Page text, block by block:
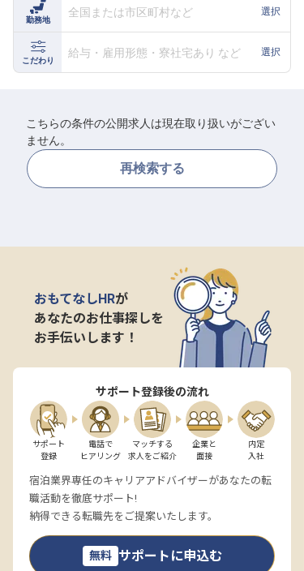
よくある質問
ホテル・宿泊業界情報コラム
勤務地
全国または市区町村など 選択
こだわり
給与・雇用形態・寮社宅あり など 選択
こちらの条件の公開求人は現在取り扱いがござい
ません。
再検索する
おもてなしHRが
あなたのお仕事探しを
お手伝いします！
サポート登録後の流れ
サポート
登録
電話で
ヒアリング
マッチする
求人をご紹介
企業と
面接
内定
入社
宿泊業界専任のキャリアアドバイザーがあなたの転
職活動を徹底サポート!
納得できる転職先をご提案いたします。
無料 サポートに申込む